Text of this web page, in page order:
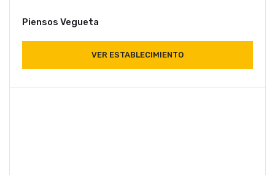
Piensos Vegueta
VER ESTABLECIMIENTO